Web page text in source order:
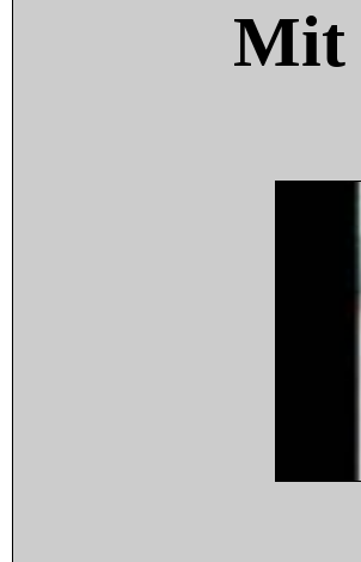
Mit